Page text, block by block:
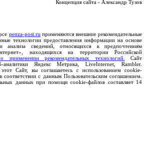
Концепция сайта - Александр Тузов
penza-post.ru применяются внешние рекомендательные
технологии предоставления информации на основе
анализа сведений, относящихся к предпочтениям
находящихся на территории Российской
применении рекомендательных технологий.
Сайт
аналитики Яндекс Метрика, LiveInternet, Rambler.
Сайт, вы соглашаетесь с использованием cookie-
с данным Пользовательским соглашением.
данных при помощи cookie-файлов составляет 14